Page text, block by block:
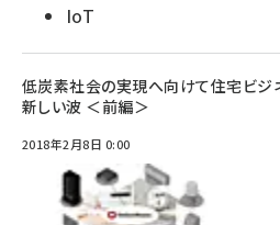
IoT
低炭素社会の実現へ向けて住宅ビジ
新しい波 ＜前編＞
2018年2月8日 0:00